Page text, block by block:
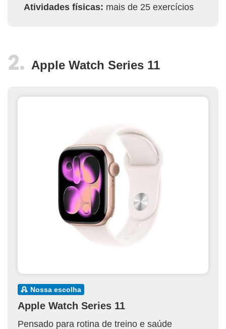
Atividades físicas: mais de 25 exercícios
Apple Watch Series 11
nossa escolha
Apple Watch Series 11
Pensado para rotina de treino e saúde